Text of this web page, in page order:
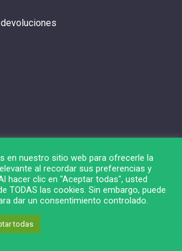
Bolsa.
en nuestro sitio web para ofrecerle la
al recordar sus preferencias y
hacer clic en "Aceptar todas", usted
TODAS las cookies. Sin embargo, puede
dar un consentimiento controlado.
todas